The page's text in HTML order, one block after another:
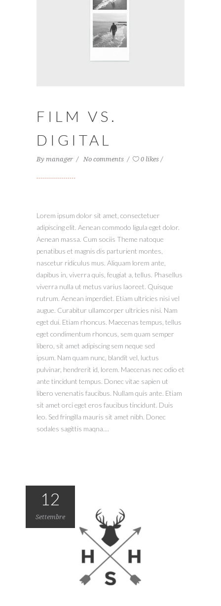
FILM VS.
DIGITAL
By manager No comments 0 likes
Lorem ipsum dolor sit amet, consectetuer
adipiscing elit. Aenean commodo ligula eget dolor.
Aenean massa. Cum sociis Theme natoque
penatibus et magnis dis parturient montes,
nascetur ridiculus mus. Aliquam lorem ante,
dapibus in, viverra quis, feugiat a, tellus. Phasellus
viverra nulla ut metus varius laoreet. Quisque
rutrum. Aenean imperdiet. Etiam ultricies nisi vel
augue. Curabitur ullamcorper ultricies nisi. Nam
eget dui. Etiam rhoncus. Maecenas tempus, tellus
eget condimentum rhoncus, sem quam semper
libero, sit amet adipiscing sem neque sed
ipsum. Nam quam nunc, blandit vel, luctus
pulvinar, hendrerit id, lorem. Maecenas nec odio et
ante tincidunt tempus. Donec vitae sapien ut
libero venenatis faucibus. Nullam quis ante. Etiam
sit amet orci eget eros faucibus tincidunt. Duis
leo. Sed fringilla mauris sit amet nibh. Donec
sodales sagittis maqna....
12
Settembre